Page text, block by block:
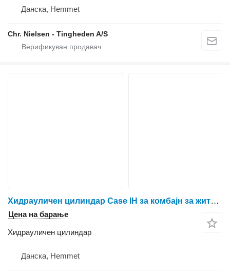
Данска, Hemmet
Chr. Nielsen - Tingheden A/S
Хидрауличен цилиндар Case IH за комбајн за жито Case 9230
Цена на барање
Хидрауличен цилиндар
Данска, Hemmet